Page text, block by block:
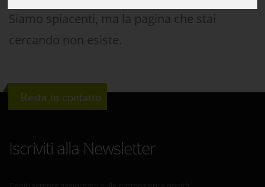
Siamo spiacenti, ma la pagina che stai
cercando non esiste.
Resta in contatto
Iscriviti alla Newsletter